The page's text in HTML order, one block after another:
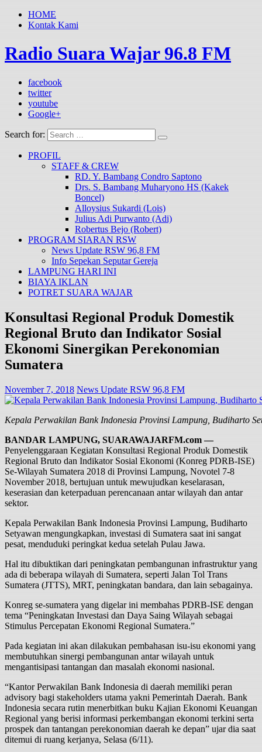
HOME
Kontak Kami
Radio Suara Wajar 96.8 FM
facebook
twitter
youtube
Google+
Search for:
PROFIL
STAFF & CREW
RD. Y. Bambang Condro Saptono
Drs. S. Bambang Muharyono HS (Kakek
Boncel)
Alloysius Sukardi (Lois)
Julius Adi Purwanto (Adi)
Robertus Bejo (Robert)
PROGRAM SIARAN RSW
News Update RSW 96,8 FM
Info Sepekan Seputar Gereja
LAMPUNG HARI INI
BIAYA IKLAN
POTRET SUARA WAJAR
Konsultasi Regional Produk Domestik
Regional Bruto dan Indikator Sosial
Ekonomi Sinergikan Perekonomian
Sumatera
November 7, 2018 News Update RSW 96,8 FM
Kepala Perwakilan Bank Indonesia Provinsi Lampung, Budiharto
BANDAR LAMPUNG, SUARAWAJARFM.com —
Penyelenggaraan Kegiatan Konsultasi Regional Produk Domestik
Regional Bruto dan Indikator Sosial Ekonomi (Konreg PDRB-ISE)
Se-Wilayah Sumatera 2018 di Provinsi Lampung, Novotel 7-8
November 2018, bertujuan untuk mewujudkan keselarasan,
keserasian dan keterpaduan perencanaan antar wilayah dan antar
sektor.
Kepala Perwakilan Bank Indonesia Provinsi Lampung, Budiharto
Setyawan mengungkapkan, investasi di Sumatera saat ini sangat
pesat, menduduki peringkat kedua setelah Pulau Jawa.
Hal itu dibuktikan dari peningkatan pembangunan infrastruktur yang
ada di beberapa wilayah di Sumatera, seperti Jalan Tol Trans
Sumatera (JTTS), MRT, peningkatan bandara, dan lain sebagainya.
Konreg se-sumatera yang digelar ini membahas PDRB-ISE dengan
tema “Peningkatan Investasi dan Daya Saing Wilayah sebagai
Stimulus Percepatan Ekonomi Regional Sumatera.”
Pada kegiatan ini akan dilakukan pembahasan isu-isu ekonomi yang
membutuhkan sinergi pembangunan antar wilayah untuk
mengantisipasi tantangan dan masalah ekonomi nasional.
“Kantor Perwakilan Bank Indonesia di daerah memiliki peran
advisory bagi stakeholders utama yakni Pemerintah Daerah. Bank
Indonesia secara rutin menerbitkan buku Kajian Ekonomi Keuangan
Regional yang berisi informasi perkembangan ekonomi terkini serta
prospek dan tantangan perekonomian daerah ke depan” ujar dia saat
ditemui di ruang kerjanya, Selasa (6/11).